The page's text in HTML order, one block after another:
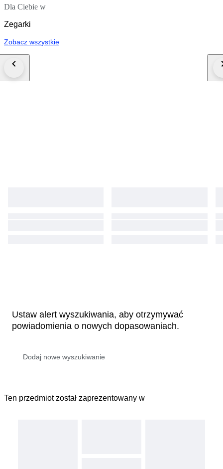
Dla Ciebie w
Zegarki
Zobacz wszystkie
Ustaw alert wyszukiwania, aby otrzymywać
powiadomienia o nowych dopasowaniach.
Ten przedmiot został zaprezentowany w